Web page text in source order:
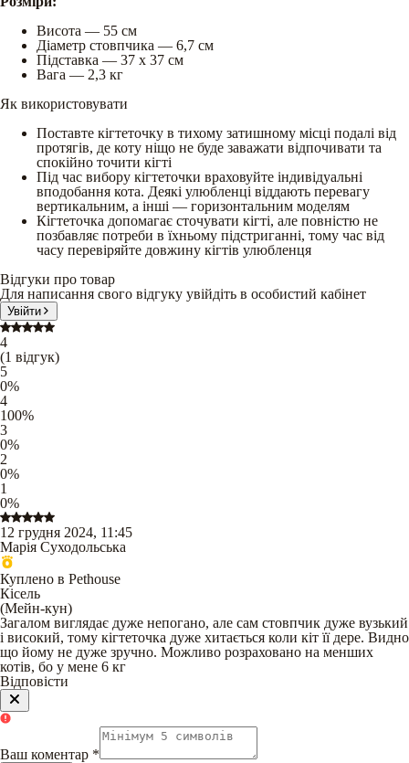
Висота — 55 см
Діаметр стовпчика — 6,7 см
Підставка — 37 х 37 см
Вага — 2,3 кг
Як використовувати
Поставте кігтеточку в тихому затишному місці подалі від
протягів, де коту ніщо не буде заважати відпочивати та
спокійно точити кігті
Під час вибору кігтеточки враховуйте індивідуальні
вподобання кота. Деякі улюбленці віддають перевагу
вертикальним, а інші — горизонтальним моделям
Кігтеточка допомагає сточувати кігті, але повністю не
позбавляє потреби в їхньому підстриганні, тому час від
часу перевіряйте довжину кігтів улюбленця
Відгуки про товар
Для написання свого відгуку увійдіть в особистий кабінет
Увійти
4
(1 відгук)
5
0%
4
100%
3
0%
2
0%
1
0%
12 грудня 2024, 11:45
Марія Суходольська
Куплено в Pethouse
Кісель
(Мейн-кун)
Загалом виглядає дуже непогано, але сам стовпчик дуже вузький
і високий, тому кігтеточка дуже хитається коли кіт її дере. Видно
що йому не дуже зручно. Можливо розраховано на менших
котів, бо у мене 6 кг
Відповісти
Ваш коментар *